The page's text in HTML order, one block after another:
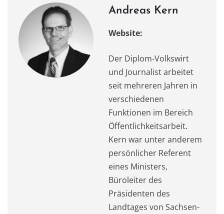
Andreas Kern
Website:
Der Diplom-Volkswirt
und Journalist arbeitet
seit mehreren Jahren in
verschiedenen
Funktionen im Bereich
Öffentlichkeitsarbeit.
Kern war unter anderem
persönlicher Referent
eines Ministers,
Büroleiter des
Präsidenten des
Landtages von Sachsen-